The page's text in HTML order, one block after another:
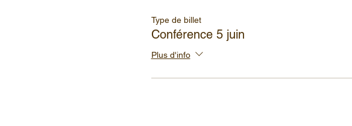
Type de billet
Conférence 5 juin
Plus d'info